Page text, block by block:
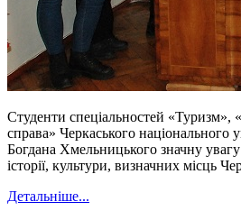
Студенти спеціальностей «Туризм»,
справа» Черкаського національного
Богдана Хмельницького значну
історії, культури, визначних місць
Детальніше...